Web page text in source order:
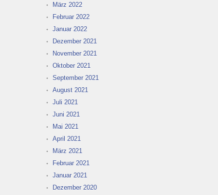
März 2022
Februar 2022
Januar 2022
Dezember 2021
November 2021
Oktober 2021
September 2021
August 2021
Juli 2021
Juni 2021
Mai 2021
April 2021
März 2021
Februar 2021
Januar 2021
Dezember 2020